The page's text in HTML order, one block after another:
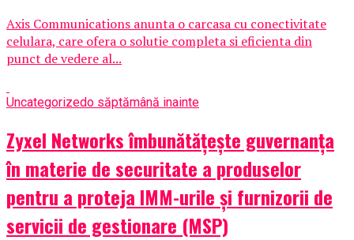
Axis Communications anunta o carcasa cu conectivitate
celulara, care ofera o solutie completa si eficienta din
punct de vedere al...
Uncategorizedo săptămână inainte
Zyxel Networks îmbunătățește guvernanța
în materie de securitate a produselor
pentru a proteja IMM-urile și furnizorii de
servicii de gestionare (MSP)